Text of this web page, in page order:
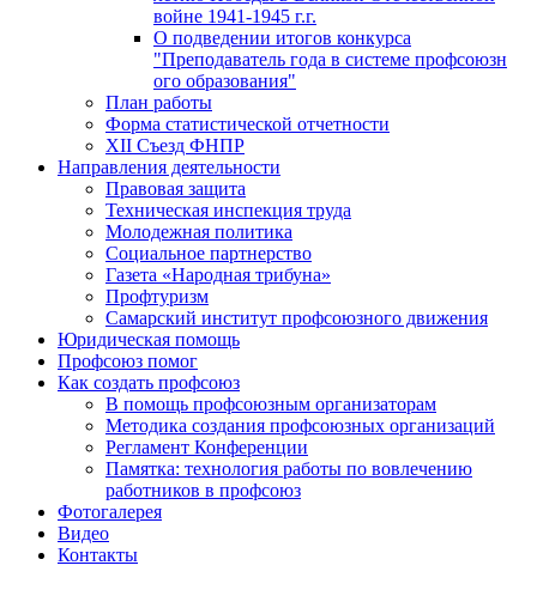
войне 1941-1945 г.г.
О подведении итогов конкурса
"Преподаватель года в системе профсоюзн
ого образования"
План работы
Форма статистической отчетности
XII Съезд ФНПР
Направления деятельности
Правовая защита
Техническая инспекция труда
Молодежная политика
Социальное партнерство
Газета «Народная трибуна»
Профтуризм
Самарский институт профсоюзного движения
Юридическая помощь
Профсоюз помог
Как создать профсоюз
В помощь профсоюзным организаторам
Методика создания профсоюзных организаций
Регламент Конференции
Памятка: технология работы по вовлечению
работников в профсоюз
Фотогалерея
Видео
Контакты